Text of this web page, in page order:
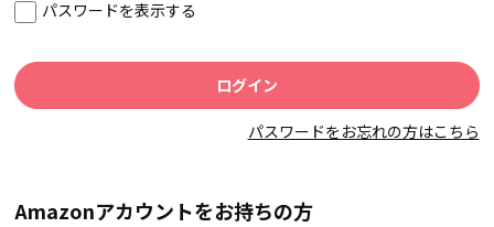
パスワードを表示する
パスワードをお忘れの方はこちら
Amazonアカウントをお持ちの方